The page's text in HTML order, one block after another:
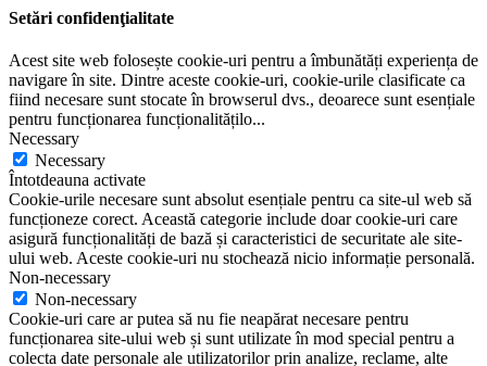
Setări confidenţialitate
Acest site web folosește cookie-uri pentru a îmbunătăți experiența de
navigare în site. Dintre aceste cookie-uri, cookie-urile clasificate ca
fiind necesare sunt stocate în browserul dvs., deoarece sunt esențiale
pentru funcționarea funcționalitățilo...
Necessary
Necessary
Întotdeauna activate
Cookie-urile necesare sunt absolut esențiale pentru ca site-ul web să
funcționeze corect. Această categorie include doar cookie-uri care
asigură funcționalități de bază și caracteristici de securitate ale site-
ului web. Aceste cookie-uri nu stochează nicio informație personală.
Non-necessary
Non-necessary
Cookie-uri care ar putea să nu fie neapărat necesare pentru
funcționarea site-ului web și sunt utilizate în mod special pentru a
colecta date personale ale utilizatorilor prin analize, reclame, alte